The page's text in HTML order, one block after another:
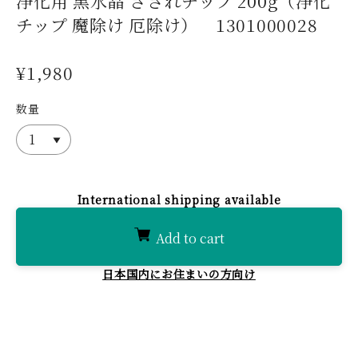
チップ 魔除け 厄除け） 1301000028
¥1,980
数量
International shipping available
Add to cart
日本国内にお住まいの方向け